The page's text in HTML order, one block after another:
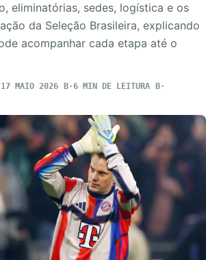
eliminatórias, sedes, logística e os
da Seleção Brasileira, explicando
acompanhar cada etapa até o
17 MAIO 2026
6 MIN DE LEITURA